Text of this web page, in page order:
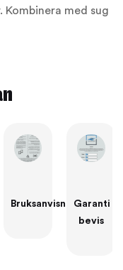
med sug
BruksanvisningGaranti
bevis